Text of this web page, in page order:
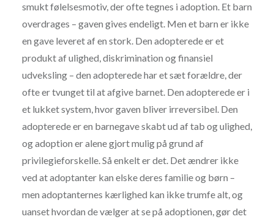
smukt følelsesmotiv, der ofte tegnes i adoption. Et barn
overdrages – gaven gives endeligt. Men et barn er ikke
en gave leveret af en stork. Den adopterede er et
produkt af ulighed, diskrimination og finansiel
udveksling – den adopterede har et sæt forældre, der
ofte er tvunget til at afgive barnet. Den adopterede er i
et lukket system, hvor gaven bliver irreversibel. Den
adopterede er en barnegave skabt ud af tab og ulighed,
og adoption er alene gjort mulig på grund af
privilegieforskelle. Så enkelt er det. Det ændrer ikke
ved at adoptanter kan elske deres familie og børn –
men adoptanternes kærlighed kan ikke trumfe alt, og
uanset hvordan de vælger at se på adoptionen, gør det